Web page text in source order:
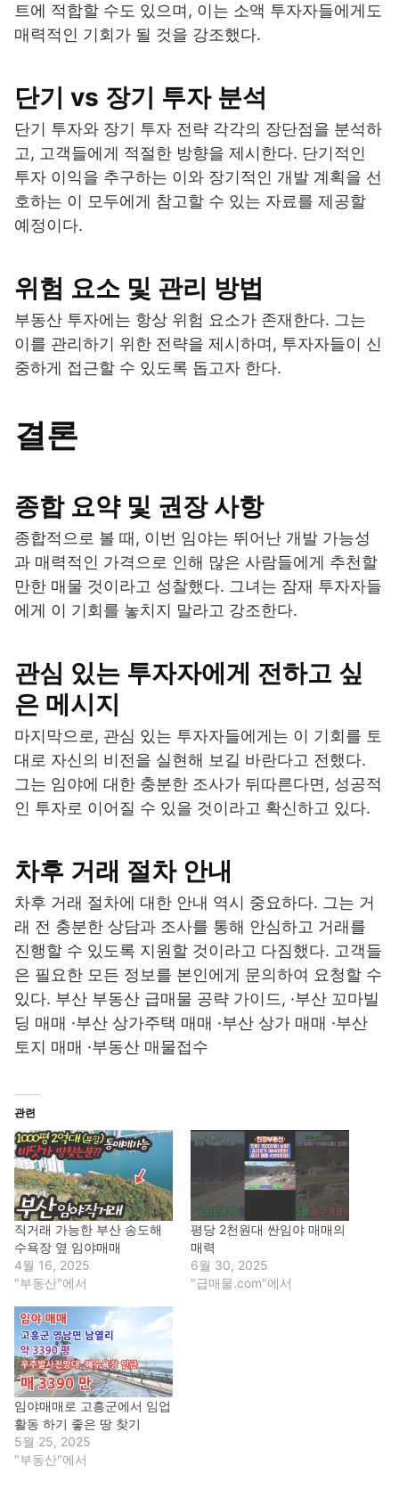
트에 적합할 수도 있으며, 이는 소액 투자자들에게도
매력적인 기회가 될 것을 강조했다.
단기 vs 장기 투자 분석
단기 투자와 장기 투자 전략 각각의 장단점을 분석하
고, 고객들에게 적절한 방향을 제시한다. 단기적인
투자 이익을 추구하는 이와 장기적인 개발 계획을 선
호하는 이 모두에게 참고할 수 있는 자료를 제공할
예정이다.
위험 요소 및 관리 방법
부동산 투자에는 항상 위험 요소가 존재한다. 그는
이를 관리하기 위한 전략을 제시하며, 투자자들이 신
중하게 접근할 수 있도록 돕고자 한다.
결론
종합 요약 및 권장 사항
종합적으로 볼 때, 이번 임야는 뛰어난 개발 가능성
과 매력적인 가격으로 인해 많은 사람들에게 추천할
만한 매물 것이라고 성찰했다. 그녀는 잠재 투자자들
에게 이 기회를 놓치지 말라고 강조한다.
관심 있는 투자자에게 전하고 싶
은 메시지
마지막으로, 관심 있는 투자자들에게는 이 기회를 토
대로 자신의 비전을 실현해 보길 바란다고 전했다.
그는 임야에 대한 충분한 조사가 뒤따른다면, 성공적
인 투자로 이어질 수 있을 것이라고 확신하고 있다.
차후 거래 절차 안내
차후 거래 절차에 대한 안내 역시 중요하다. 그는 거
래 전 충분한 상담과 조사를 통해 안심하고 거래를
진행할 수 있도록 지원할 것이라고 다짐했다. 고객들
은 필요한 모든 정보를 본인에게 문의하여 요청할 수
있다. 부산 부동산 급매물 공략 가이드, ·부산 꼬마빌
딩 매매 ·부산 상가주택 매매 ·부산 상가 매매 ·부산
토지 매매 ·부동산 매물접수
관련
직거래 가능한 부산 송도해
수욕장 옆 임야매매
4월 16, 2025
"부동산"에서
평당 2천원대 싼임야 매매의
매력
6월 30, 2025
"급매물.com"에서
임야매매로 고흥군에서 임업
활동 하기 좋은 땅 찾기
5월 25, 2025
"부동산"에서